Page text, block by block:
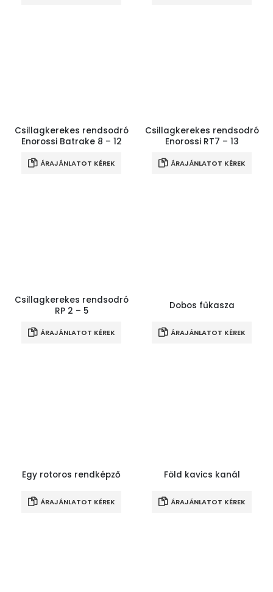
Csillagkerekes rendsodró
Enorossi Batrake 8 – 12
ÁRAJÁNLATOT KÉREK
Csillagkerekes rendsodró
Enorossi RT7 – 13
ÁRAJÁNLATOT KÉREK
Csillagkerekes rendsodró
RP 2 – 5
ÁRAJÁNLATOT KÉREK
Dobos fűkasza
ÁRAJÁNLATOT KÉREK
Egy rotoros rendképző
ÁRAJÁNLATOT KÉREK
Föld kavics kanál
ÁRAJÁNLATOT KÉREK